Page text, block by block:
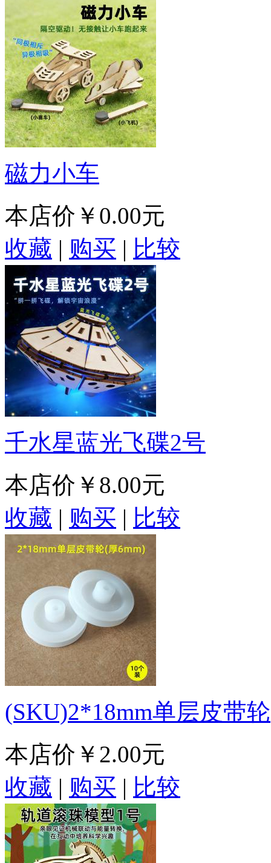
磁力小车
本店价 ￥0.00元
收藏 | 购买 | 比较
千水星蓝光飞碟2号
本店价 ￥8.00元
收藏 | 购买 | 比较
(SKU)2*18mm单层皮带
本店价 ￥2.00元
收藏 | 购买 | 比较